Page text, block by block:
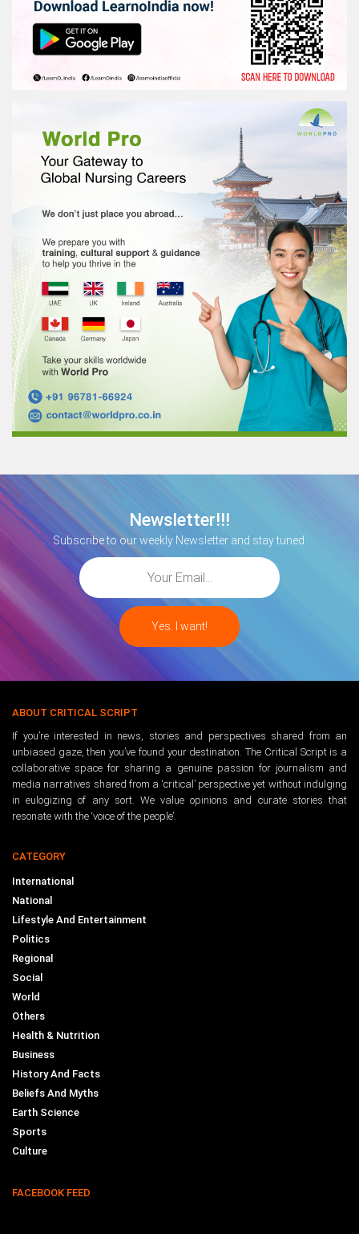
Newsletter!!!
Subscribe to our weekly Newsletter and stay tuned.
ABOUT CRITICAL SCRIPT
If you’re interested in news, stories and perspectives shared from an
unbiased gaze, then you’ve found your destination. The Critical Script is a
collaborative space for sharing a genuine passion for journalism and
media narratives shared from a ‘critical’ perspective yet without indulging
in eulogizing of any sort. We value opinions and curate stories that
resonate with the ‘voice of the people’.
CATEGORY
International
National
Lifestyle And Entertainment
Politics
Regional
Social
World
Others
Health & Nutrition
Business
History And Facts
Beliefs And Myths
Earth Science
Sports
Culture
FACEBOOK FEED